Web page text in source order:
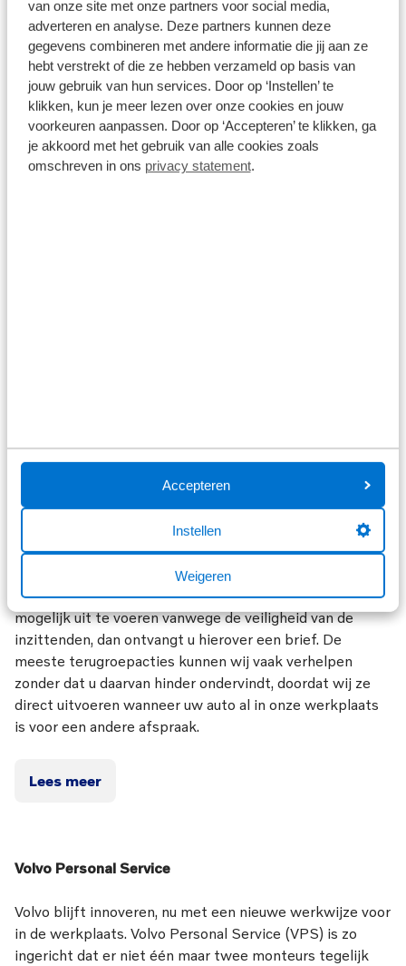
van onze site met onze partners voor social media,
adverteren en analyse. Deze partners kunnen deze
gegevens combineren met andere informatie die jij aan ze
hebt verstrekt of die ze hebben verzameld op basis van
jouw gebruik van hun services. Door op ‘Instellen’ te
klikken, kun je meer lezen over onze cookies en jouw
voorkeuren aanpassen. Door op ‘Accepteren’ te klikken, ga
je akkoord met het gebruik van alle cookies zoals
omschreven in ons privacy statement.
Accepteren
Instellen
Weigeren
geavanceerder zijn. Software updates vanuit de fabriek
kunnen wij kosteloos uitvoeren tijdens onderhoud.
Dankzij deze updates blijft uw auto zo veilig, zuinig en
schoon mogelijk functioneren. Soms constateert de
fabrikant een fout in de fabricage van uw voertuig, dan
wordt deze teruggeroepen. Deze zogehete
terugroepactie of recall is altijd gratis voor u als klant.
Sommige recalls dienen wij als dealer zo spoedig
mogelijk uit te voeren vanwege de veiligheid van de
inzittenden, dan ontvangt u hierover een brief. De
meeste terugroepacties kunnen wij vaak verhelpen
zonder dat u daarvan hinder ondervindt, doordat wij ze
direct uitvoeren wanneer uw auto al in onze werkplaats
is voor een andere afspraak.
Lees meer
Volvo Personal Service
Volvo blijft innoveren, nu met een nieuwe werkwijze voor
in de werkplaats. Volvo Personal Service (VPS) is zo
ingericht dat er niet één maar twee monteurs tegelijk